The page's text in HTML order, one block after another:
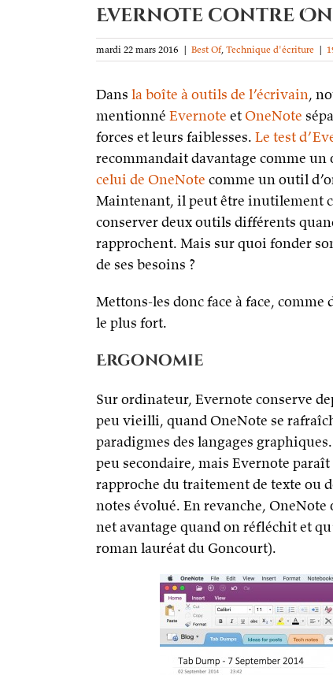
Evernote contre
mardi 22 mars 2016 | Best Of, Technique d'écriture |
Dans la boîte à outils de l’écrivain,
mentionné Evernote et OneNote
forces et leurs faiblesses. Le test
recommandait davantage comme un
celui de OneNote comme un outil
Maintenant, il peut être inutilement
conserver deux outils différents
rapprochent. Mais sur quoi fonder
de ses besoins ?
Mettons-les donc face à face,
le plus fort.
Ergonomie
Sur ordinateur, Evernote conserve
peu vieilli, quand OneNote se
paradigmes des langages
peu secondaire, mais Evernote
rapproche du traitement de texte ou
notes évolué. En revanche,
net avantage quand on réfléchit et
roman lauréat du Goncourt).